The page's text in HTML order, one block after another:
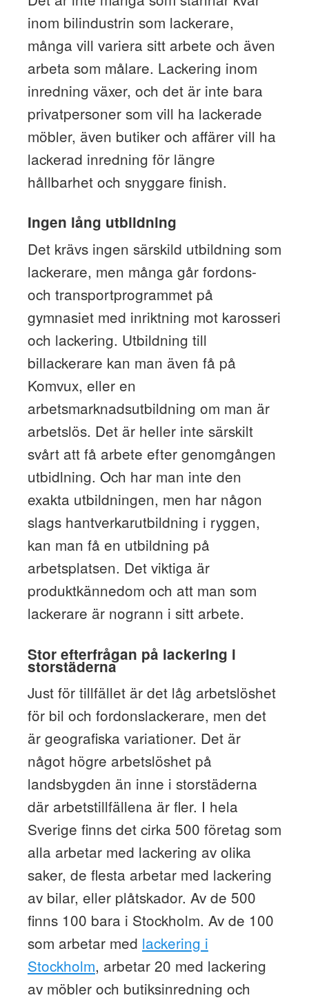
inom bilindustrin som lackerare,
många vill variera sitt arbete och även
arbeta som målare. Lackering inom
inredning växer, och det är inte bara
privatpersoner som vill ha lackerade
möbler, även butiker och affärer vill ha
lackerad inredning för längre
hållbarhet och snyggare finish.
Ingen lång utbildning
Det krävs ingen särskild utbildning som
lackerare, men många går fordons-
och transportprogrammet på
gymnasiet med inriktning mot karosseri
och lackering. Utbildning till
billackerare kan man även få på
Komvux, eller en
arbetsmarknadsutbildning om man är
arbetslös. Det är heller inte särskilt
svårt att få arbete efter genomgången
utbidlning. Och har man inte den
exakta utbildningen, men har någon
slags hantverkarutbildning i ryggen,
kan man få en utbildning på
arbetsplatsen. Det viktiga är
produktkännedom och att man som
lackerare är nogrann i sitt arbete.
Stor efterfrågan på lackering i
storstäderna
Just för tillfället är det låg arbetslöshet
för bil och fordonslackerare, men det
är geografiska variationer. Det är
något högre arbetslöshet på
landsbygden än inne i storstäderna
där arbetstillfällena är fler. I hela
Sverige finns det cirka 500 företag som
alla arbetar med lackering av olika
saker, de flesta arbetar med lackering
av bilar, eller plåtskador. Av de 500
finns 100 bara i Stockholm. Av de 100
som arbetar med lackering i
Stockholm, arbetar 20 med lackering
av möbler och butiksinredning och